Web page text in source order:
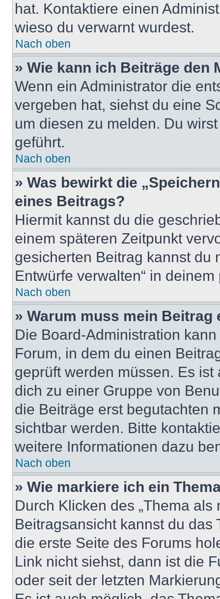
hat. Kontaktiere einen
wieso du verwarnt wurdest.
Nach oben
» Wie kann ich Beiträge den
Wenn ein Administrator die
vergeben hat, siehst du eine
um diesen zu melden. Du
geführt.
Nach oben
» Was bewirkt die
eines Beitrags?
Hiermit kannst du die
einem späteren Zeitpunkt
gesicherten Beitrag kannst du
Entwürfe verwalten“ in
Nach oben
» Warum muss mein
Die Board-Administration
Forum, in dem du einen
geprüft werden müssen. Es
dich zu einer Gruppe von
die Beiträge erst begutachten
sichtbar werden. Bitte
weitere Informationen dazu
Nach oben
» Wie markiere ich ein
Durch Klicken des „Thema
Beitragsansicht kannst du
die erste Seite des Forums
Link nicht siehst, dann ist die
oder seit der letzten